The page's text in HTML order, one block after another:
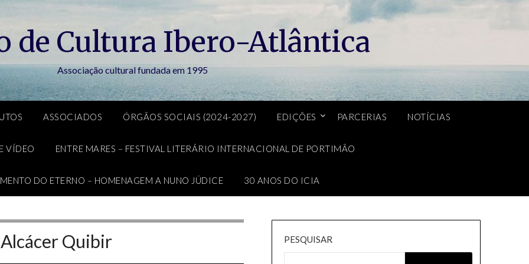
de Cultura Ibero-Atlântica
Associação cultural fundada em 1995
ASSOCIADOS ÓRGÃOS SOCIAIS (2024-2027) EDIÇÕES PARCERIAS NOTÍCIAS
VÍDEO ENTRE MARES – FESTIVAL LITERÁRIO INTERNACIONAL DE PORTIMÃO
DO ETERNO – HOMENAGEM A NUNO JÚDICE 30 ANOS DO ICIA
Alcácer Quibir PESQUISAR